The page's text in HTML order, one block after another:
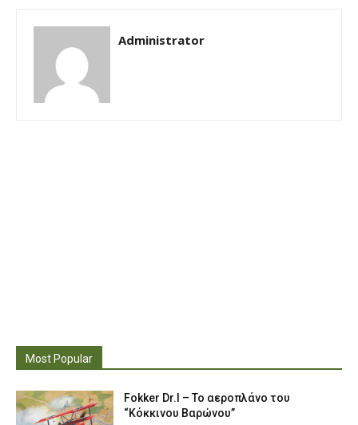
Administrator
Most Popular
Fokker Dr.I – To αεροπλάνο του
“Κόκκινου Βαρώνου”